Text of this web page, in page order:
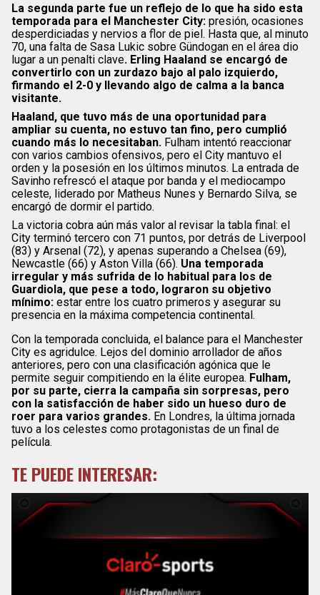
La segunda parte fue un reflejo de lo que ha sido esta
temporada para el Manchester City: presión, ocasiones
desperdiciadas y nervios a flor de piel. Hasta que, al minuto
70, una falta de Sasa Lukic sobre Gündogan en el área dio
lugar a un penalti clave. Erling Haaland se encargó de
convertirlo con un zurdazo bajo al palo izquierdo,
firmando el 2-0 y llevando algo de calma a la banca
visitante.
Haaland, que tuvo más de una oportunidad para
ampliar su cuenta, no estuvo tan fino, pero cumplió
cuando más lo necesitaban. Fulham intentó reaccionar
con varios cambios ofensivos, pero el City mantuvo el
orden y la posesión en los últimos minutos. La entrada de
Savinho refrescó el ataque por banda y el mediocampo
celeste, liderado por Matheus Nunes y Bernardo Silva, se
encargó de dormir el partido.
La victoria cobra aún más valor al revisar la tabla final: el
City terminó tercero con 71 puntos, por detrás de Liverpool
(83) y Arsenal (72), y apenas superando a Chelsea (69),
Newcastle (66) y Aston Villa (66). Una temporada
irregular y más sufrida de lo habitual para los de
Guardiola, que pese a todo, lograron su objetivo
mínimo: estar entre los cuatro primeros y asegurar su
presencia en la máxima competencia continental.
Con la temporada concluida, el balance para el Manchester
City es agridulce. Lejos del dominio arrollador de años
anteriores, pero con una clasificación agónica que le
permite seguir compitiendo en la élite europea. Fulham,
por su parte, cierra la campaña sin sorpresas, pero
con la satisfacción de haber sido un hueso duro de
roer para varios grandes. En Londres, la última jornada
tuvo a los celestes como protagonistas de un final de
película.
TE PUEDE INTERESAR: